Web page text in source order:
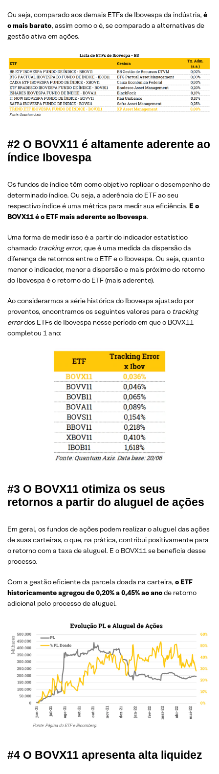
Ou seja, comparado aos demais ETFs de Ibovespa da indústria, é
o mais barato, assim como o é, se comparado a alternativas de
gestão ativa em ações.
#2 O BOVX11 é altamente aderente ao
índice Ibovespa
Os fundos de índice têm como objetivo replicar o desempenho de
determinado índice. Ou seja, a aderência do ETF ao seu
respectivo índice é uma métrica para medir sua eficiência. E o
BOVX11 é o ETF mais aderente ao Ibovespa.
Uma forma de medir isso é a partir do indicador estatístico
chamado tracking error, que é uma medida da dispersão da
diferença de retornos entre o ETF e o Ibovespa. Ou seja, quanto
menor o indicador, menor a dispersão e mais próximo do retorno
do Ibovespa é o retorno do ETF (mais aderente).
Ao considerarmos a série histórica do Ibovespa ajustado por
proventos, encontramos os seguintes valores para o tracking
errordos ETFs de Ibovespa nesse período em que o BOVX11
completou 1 ano:
#3 O BOVX11 otimiza os seus
retornos a partir do aluguel de ações
Em geral, os fundos de ações podem realizar o aluguel das ações
de suas carteiras, o que, na prática, contribui positivamente para
o retorno com a taxa de aluguel. E o BOVX11 se beneficia desse
processo.
Com a gestão eficiente da parcela doada na carteira, o ETF
historicamente agregou de 0,20% a 0,45% ao anode retorno
adicional pelo processo de aluguel.
#4 O BOVX11 apresenta alta liquidez